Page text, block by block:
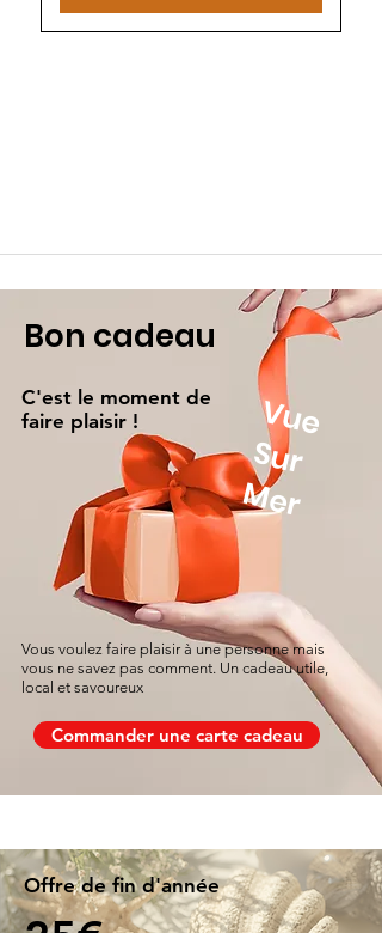
Bon cadeau
C'est le moment de
faire plaisir !
V
u
e
S
u
r
Mer
Vous voulez faire plaisir à une personne mais
vous ne savez pas comment. Un cadeau utile,
local et savoureux
Commander une carte cadeau
Offre de fin d'année